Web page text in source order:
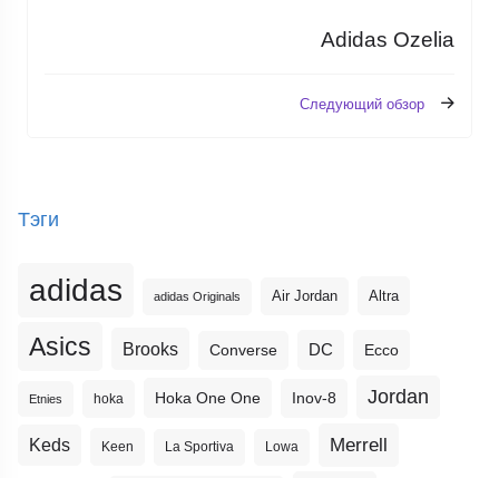
Adidas Ozelia
Следующий обзор
Тэги
adidas adidas Originals Air Jordan Altra
Asics Brooks Converse DC Ecco
Etnies hoka Hoka One One Inov-8 Jordan
Keds Keen La Sportiva Lowa Merrell